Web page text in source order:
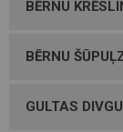
BĒRNU
BĒRNU
GULTAS